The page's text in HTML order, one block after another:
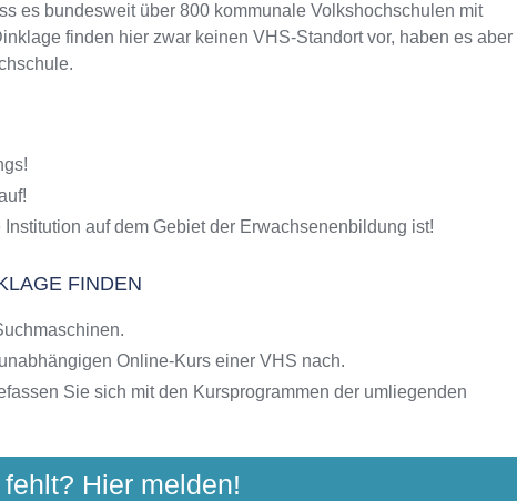
Kursen
der VHS
es bundesweit über 800 kommunale Volkshochschulen mit
finden hier zwar keinen VHS-Standort vor, haben es aber
auf dem Gebiet der Erwachsenenbildung ist!
FINDEN
Online-Kurs einer VHS nach.
Sie sich mit den Kursprogrammen der umliegenden
Hier melden!